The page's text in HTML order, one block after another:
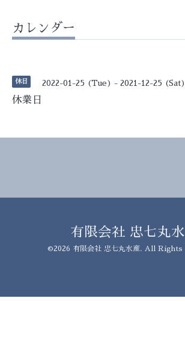
カレンダー
休日 2022-01-25 (Tue) - 2021-12-25 (Sat)
休業日
有限会社 忠七丸
©2026 有限会社 忠七丸水産. All Rights